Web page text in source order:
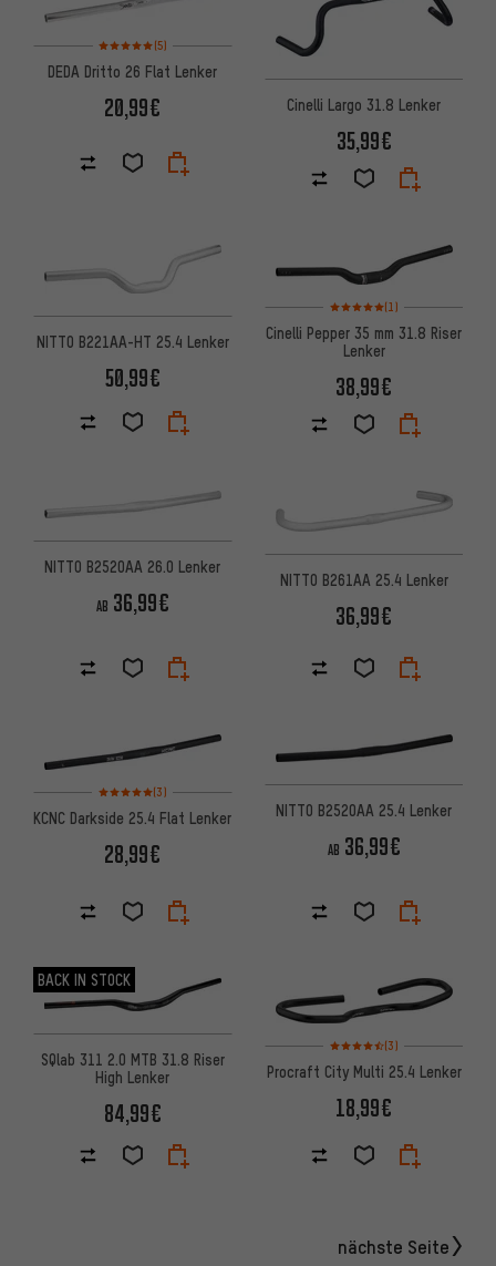
Bewertungen: 5 von 5 basierend auf 5 Bewertungen
(5)
DEDA Dritto 26 Flat Lenker
20,99€ Cinelli Largo 31.8 Lenker
35,99€
NITTO B221AA-HT 25.4 Lenker
50,99€
Bewertungen: 5 von 5
(1)
Cinelli Pepper 35 mm 31.8 Riser
Lenker
38,99€
NITTO B2520AA 26.0 Lenker
AB 36,99€
NITTO B261AA 25.4 Lenker
36,99€
Bewertungen: 5 von 5 basierend auf 3 Bewertungen
(3)
KCNC Darkside 25.4 Flat Lenker
28,99€
NITTO B2520AA 25.4 Lenker
AB 36,99€
BACK IN STOCK
SQlab 311 2.0 MTB 31.8 Riser
High Lenker
84,99€
Bewertungen: 4,5 von 5
(3)
Procraft City Multi 25.4 Lenker
18,99€
nächste Seite